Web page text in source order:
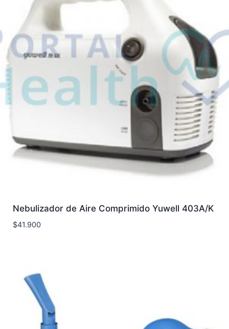
Nebulizador de Aire Comprimido Yuwell 403A/K
$41.900